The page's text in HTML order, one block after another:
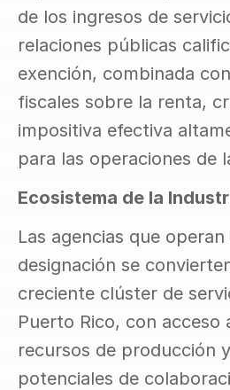
de los ingresos de
relaciones públicas
exención, combinada
fiscales sobre la renta,
impositiva efectiva
para las operaciones de
Ecosistema de la
Las agencias que
designación se
creciente clúster de
Puerto Rico, con acceso
recursos de producción
potenciales de